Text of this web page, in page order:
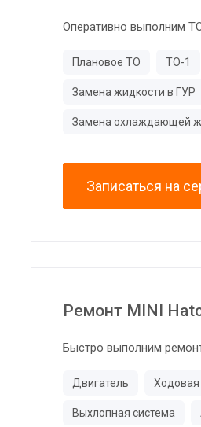
Оперативно выполним
Плановое ТО ТО-1
Замена жидкости в ГУР
Замена охлаждающей
Записаться на
Ремонт MINI
Быстро выполним
Двигатель Ходовая
Выхлопная система